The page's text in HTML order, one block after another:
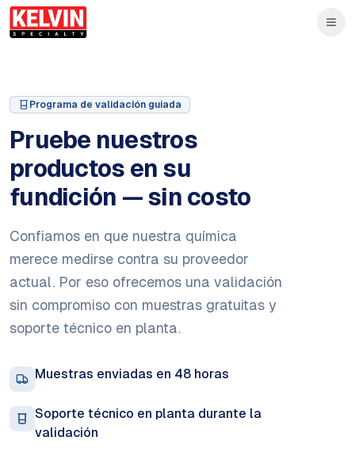
Skip to main content
Saltar al contenido principal
Programa de validación guiada
Pruebe nuestros
productos en su
fundición — sin costo
Confiamos en que nuestra química
merece medirse contra su proveedor
actual. Por eso ofrecemos una validación
sin compromiso con muestras gratuitas y
soporte técnico en planta.
Muestras enviadas en 48 horas
Soporte técnico en planta durante la
validación